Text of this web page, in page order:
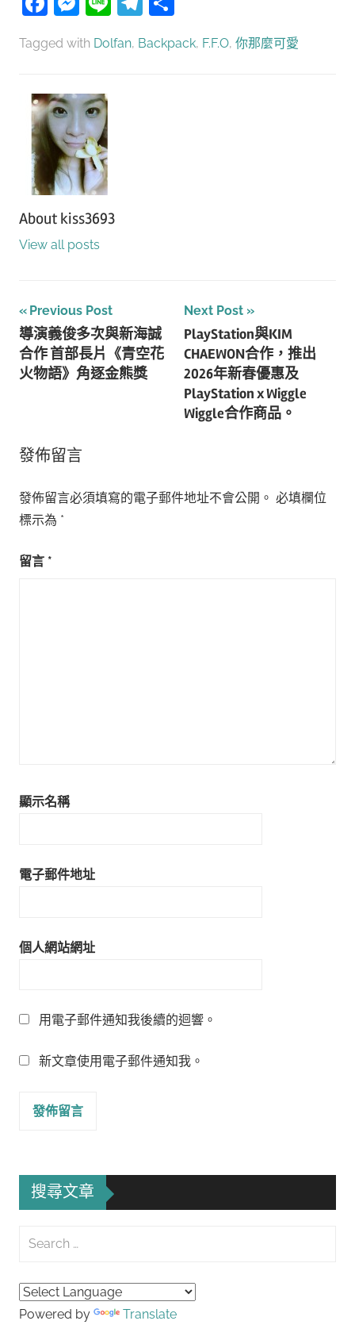
Tagged with Dolfan, Backpack, F.F.O, 你那麼可愛
About kiss3693
View all posts
文
章
導
Previous Post
導演義俊多次與新海誠
合作 首部長片《青空花
火物語》角逐金熊獎
Next Post
PlayStation與KIM
CHAEWON合作，推出
2026年新春優惠及
PlayStation x Wiggle
Wiggle合作商品。
發佈留言
發佈留言必須填寫的電子郵件地址不會公開。 必填欄位
標示為 *
留言 *
顯示名稱
電子郵件地址
個人網站網址
用電子郵件通知我後續的迴響。
新文章使用電子郵件通知我。
搜尋文章
Search
Powered by Translate